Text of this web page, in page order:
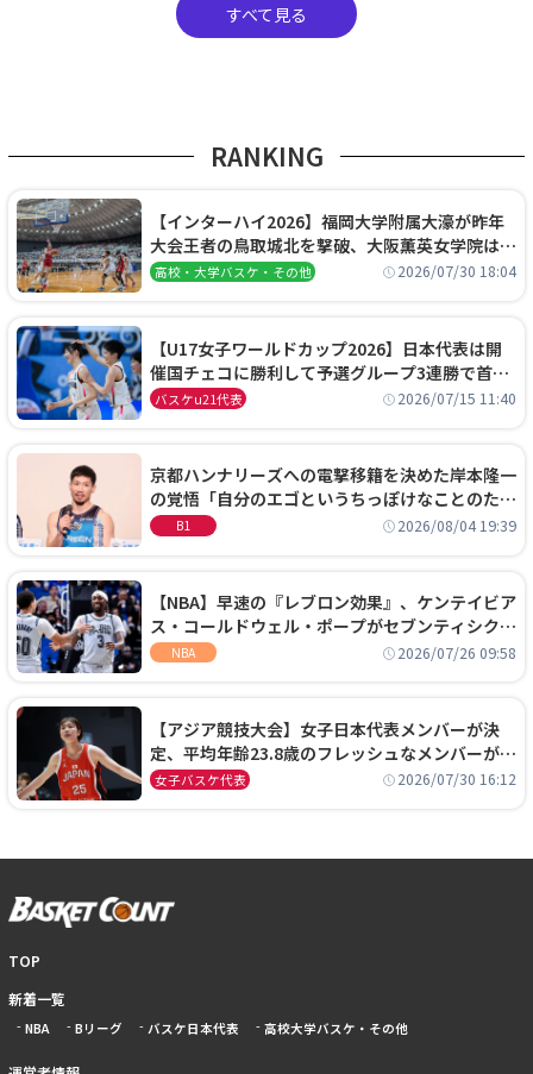
すべて見る
RANKING
【インターハイ2026】福岡大学附属大濠が昨年
大会王者の鳥取城北を撃破、大阪薫英女学院は岐
阜女子に完勝、大会3日目試合結果
高校・大学バスケ・その他 2026/07/30 18:04
【U17女子ワールドカップ2026】日本代表は開
催国チェコに勝利して予選グループ3連勝で首位
通過！準々決勝の相手はエジプトに決定
バスケu21代表 2026/07/15 11:40
京都ハンナリーズへの電撃移籍を決めた岸本隆一
の覚悟「自分のエゴというちっぽけなことのため
に、京都に来たわけではない」
B1 2026/08/04 19:39
【NBA】早速の『レブロン効果』、ケンテイビア
ス・コールドウェル・ポープがセブンティシクサ
ーズに1年契約で加入
NBA 2026/07/26 09:58
【アジア競技大会】女子日本代表メンバーが決
定、平均年齢23.8歳のフレッシュなメンバーが日
本開催の大舞台で頂点を狙う
女子バスケ代表 2026/07/30 16:12
TOP
新着一覧
NBA Bリーグ バスケ日本代表 高校大学バスケ・その他